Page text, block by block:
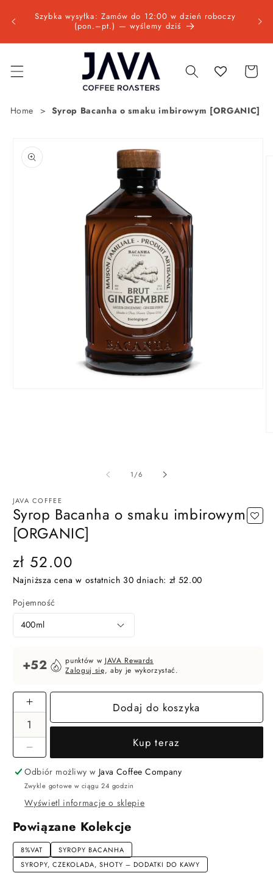
JAVA Coffee Roasters | Palarnia Kawy Specialty od
2001 roku
Koszyk
Home Syrop Bacanha o smaku imbirowym [ORGANIC]
Pomiń,
do
informacji
1/z6
JAVA COFFEE
Syrop Bacanha o smaku imbirowym
[ORGANIC]
Cena
regularna
zł 52.00
Najniższa cena w ostatnich 30 dniach: zł 52.00
Pojemność
+52 punktów w JAVA Rewards
Zaloguj się, aby je wykorzystać.
Zmniejsz
ilość
dla
Bacanha
o
smaku
imbirowym
[ORGANIC]
Zwiększ
ilość
dla
Syrop
o
smaku
imbirowym
[ORGANIC]
Dodaj do koszyka
Kup teraz
Odbiór możliwy w Java Coffee Company
Zwykle gotowe w ciągu 24 godzin
Wyświetl informacje o sklepie
Powiązane Kolekcje
8%VAT
SYROPY BACANHA
SYROPY, CZEKOLADA, SHOTY – DODATKI DO KAWY